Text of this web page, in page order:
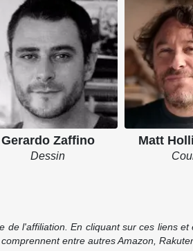
Gerardo Zaffino
Dessin
Matt
l'affiliation. En cliquant sur ces liens
entre autres Amazon,